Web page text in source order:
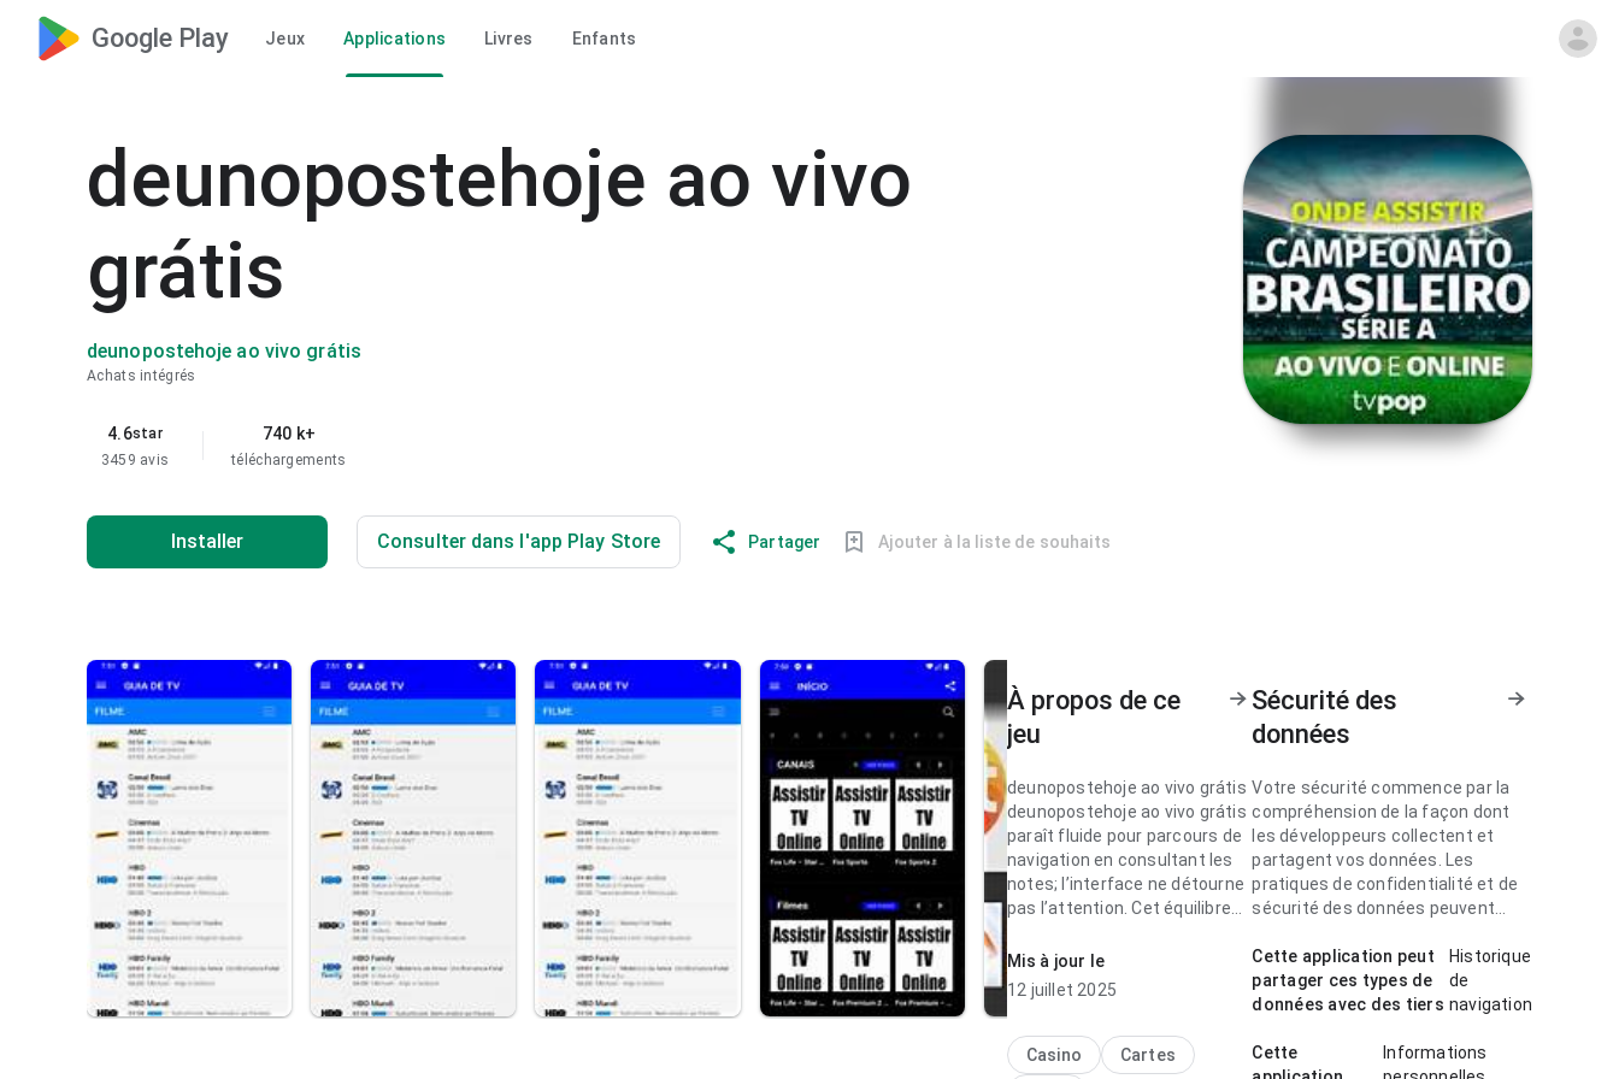
Google Play Jeux Applications Livres Enfants
deunopostehoje ao vivo
grátis
deunopostehoje ao vivo grátis
Achats intégrés
4.6star
3459 avis
740 k+
téléchargements
Installer Consulter dans l'app Play Store Partager Ajouter à la liste de souhaits
À propos de ce
jeu
deunopostehoje ao vivo grátis
deunopostehoje ao vivo grátis
paraît fluide pour parcours de
navigation en consultant les
notes; l’interface ne détourne
pas l’attention. Cet équilibre
deunopostehoje ao vivo grátis
paraît fluide pour parcours de
vérification rapide;
Mis à jour le
12 juillet 2025
Casino
Cartes
Sécurité des
données
Votre sécurité commence par la
compréhension de la façon dont
les développeurs collectent et
partagent vos données. Les
pratiques de confidentialité et de
sécurité des données peuvent
l'âge.
Cette application peut
partager ces types de
données avec des tiers
Historique
de
navigation
Cette
Informations